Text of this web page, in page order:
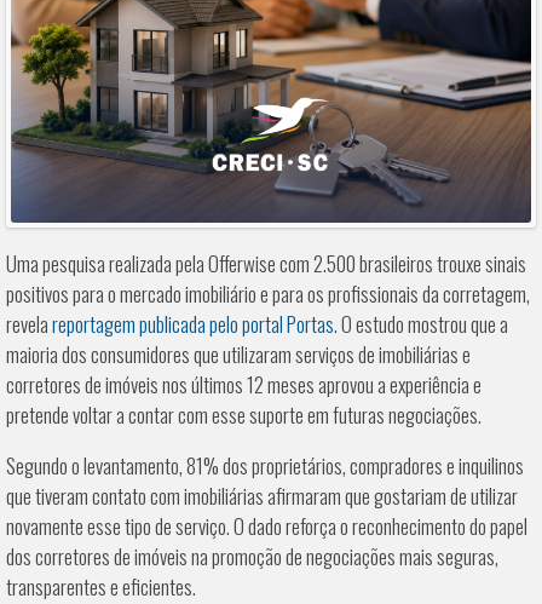
Uma pesquisa realizada pela Offerwise com 2.500 brasileiros trouxe sinais
positivos para o mercado imobiliário e para os profissionais da corretagem,
revelareportagem publicada pelo portal Portas. O estudo mostrou que a
maioria dos consumidores que utilizaram serviços de imobiliárias e
corretores de imóveis nos últimos 12 meses aprovou a experiência e
pretende voltar a contar com esse suporte em futuras negociações.
Segundo o levantamento, 81% dos proprietários, compradores e inquilinos
que tiveram contato com imobiliárias afirmaram que gostariam de utilizar
novamente esse tipo de serviço. O dado reforça o reconhecimento do papel
dos corretores de imóveis na promoção de negociações mais seguras,
transparentes e eficientes.